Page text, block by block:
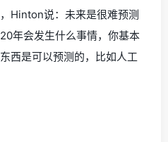
Hinton说：未来是很难预测
年会发生什么事情，你基本
西是可以预测的，比如人工